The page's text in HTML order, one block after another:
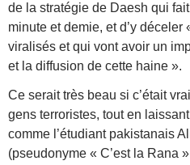
de la stratégie de Daesh qui
minute et demie, et d’y
viralisés et qui vont avoir un
et la diffusion de cette haine ».
Ce serait très beau si c’était
gens terroristes, tout en
comme l’étudiant pakistanais
(pseudonyme « C’est la Rana